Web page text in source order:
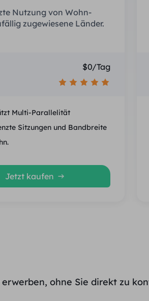
Nutzung von Wohn-
zugewiesene Länder.
$0/Tag
Multi-Parallelität
Sitzungen und Bandbreite
Jetzt kaufen
erwerben, ohne Sie direkt zu